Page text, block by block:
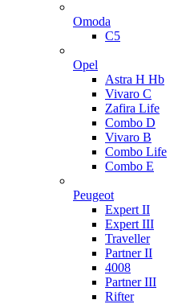
Omoda
C5
Opel
Astra H Hb
Vivaro C
Zafira Life
Combo D
Vivaro B
Combo Life
Combo E
Peugeot
Expert II
Expert III
Traveller
Partner II
4008
Partner III
Rifter